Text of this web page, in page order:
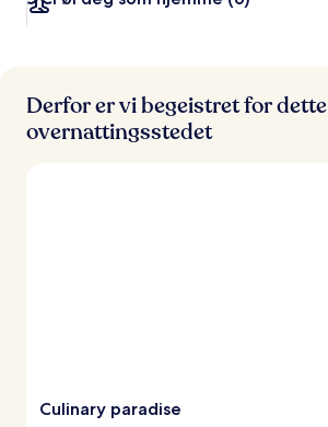
Derfor er vi begeistret for dette
overnattingsstedet
Culinary paradise